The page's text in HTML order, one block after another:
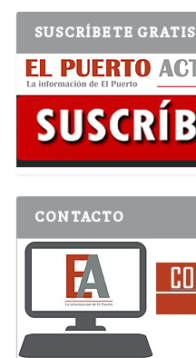
SUSCRÍBETE GRATIS
CONTACTO